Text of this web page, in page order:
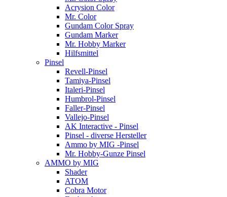
Acrysion Color
Mr. Color
Gundam Color Spray
Gundam Marker
Mr. Hobby Marker
Hilfsmittel
Pinsel
Revell-Pinsel
Tamiya-Pinsel
Italeri-Pinsel
Humbrol-Pinsel
Faller-Pinsel
Vallejo-Pinsel
AK Interactive - Pinsel
Pinsel - diverse Hersteller
Ammo by MIG -Pinsel
Mr. Hobby-Gunze Pinsel
AMMO by MIG
Shader
ATOM
Cobra Motor